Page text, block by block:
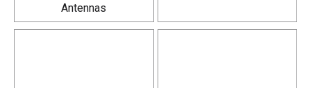
Antennas